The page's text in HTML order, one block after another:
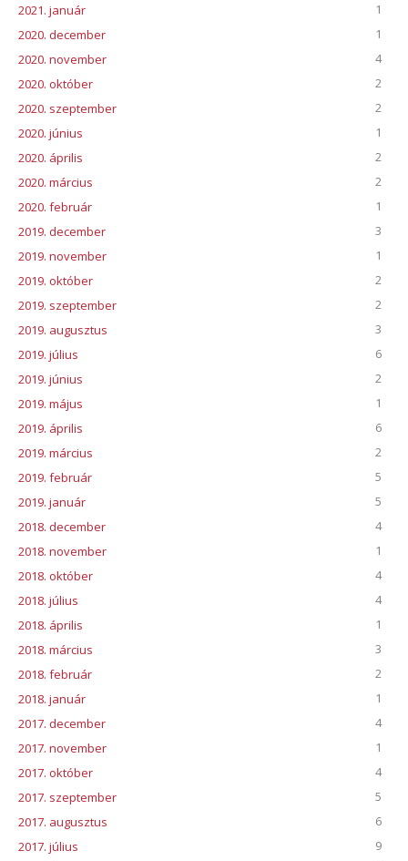
2021. január
1
2020. december
1
2020. november
4
2020. október
2
2020. szeptember
2
2020. június
1
2020. április
2
2020. március
2
2020. február
1
2019. december
3
2019. november
1
2019. október
2
2019. szeptember
2
2019. augusztus
3
2019. július
6
2019. június
2
2019. május
1
2019. április
6
2019. március
2
2019. február
5
2019. január
5
2018. december
4
2018. november
1
2018. október
4
2018. július
4
2018. április
1
2018. március
3
2018. február
2
2018. január
1
2017. december
4
2017. november
1
2017. október
4
2017. szeptember
5
2017. augusztus
6
2017. július
9